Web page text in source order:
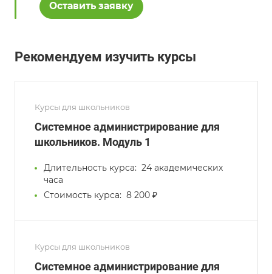
Оставить заявку
Рекомендуем изучить курсы
Курсы для школьников
Системное администрирование для
школьников. Модуль 1
Длительность курса: 24 академических
часа
Стоимость курса: 8 200 ₽
Курсы для школьников
Системное администрирование для